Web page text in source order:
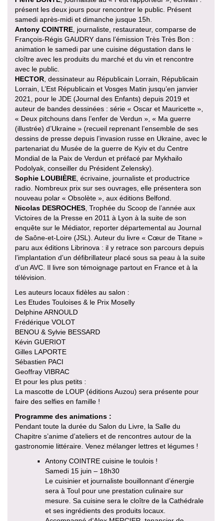
présent les deux jours pour rencontrer le public. Présent
samedi après-midi et dimanche jusque 15h.
Antony COINTRE , journaliste, restaurateur, comparse de
François-Régis GAUDRY dans l’émission Très Très Bon :
animation le samedi par une cuisine dégustation dans le
cloître avec les produits du marché et du vin et rencontre
avec le public.
HECTOR , dessinateur au Républicain Lorrain, Républicain
Lorrain, L’Est Républicain et Vosges Matin jusqu’en janvier
2021, pour le JDE (Journal des Enfants) depuis 2019 et
auteur de bandes dessinées : série « Oscar et Mauricette »,
« Deux pitchouns dans l’enfer de Verdun », « Ma guerre
(illustrée) d’Ukraine » (recueil reprenant l’ensemble de ses
dessins de presse depuis l’invasion russe en Ukraine, avec le
partenariat du Musée de la guerre de Kyiv et du Centre
Mondial de la Paix de Verdun et préfacé par Mykhailo
Podolyak, conseiller du Président Zelensky).
Sophie LOUBIÈRE , écrivaine, journaliste et productrice
radio. Nombreux prix sur ses ouvrages, elle présentera son
nouveau polar « Obsolète », aux éditions Belfond.
Nicolas DESROCHES , Trophée du Scoop de l’année aux
Victoires de la Presse en 2011 à Lyon à la suite de son
enquête sur le Médiator, reporter départemental au Journal
de Saône-et-Loire (JSL). Auteur du livre « Cœur de Titane »
paru aux éditions Librinova : il y retrace son parcours depuis
l’implantation d’un défibrillateur placé sous sa peau à la suite
d’un AVC. Il livre son témoignage partout en France et à la
télévision.
Les auteurs locaux fidèles au salon :
Les Etudes Touloises & le Prix Moselly
Delphine ARNOULD
Frédérique VOLOT
BENOU & Sylvie BESSARD
Kévin GUERIOT
Gilles LAPORTE
Sébastien PACI
Geoffray VIBRAC
Et pour les plus petits :
La mascotte de LOUP (éditions Auzou) sera présente pour
faire des selfies en famille !
Programme des animations :
Pendant toute la durée du Salon du Livre, la Salle du
Chapitre s’anime d’ateliers et de rencontres autour de la
gastronomie littéraire. Venez mélanger lettres et légumes !
Antony COINTRE cuisine le toulois !
Samedi 15 juin – 18h30
Le cuisinier et journaliste bouillonnant d’énergie
sera à Toul pour une prestation culinaire sur
mesure. Sa cuisine sera le cloître de la Cathédrale
et ses ingrédients des produits locaux.